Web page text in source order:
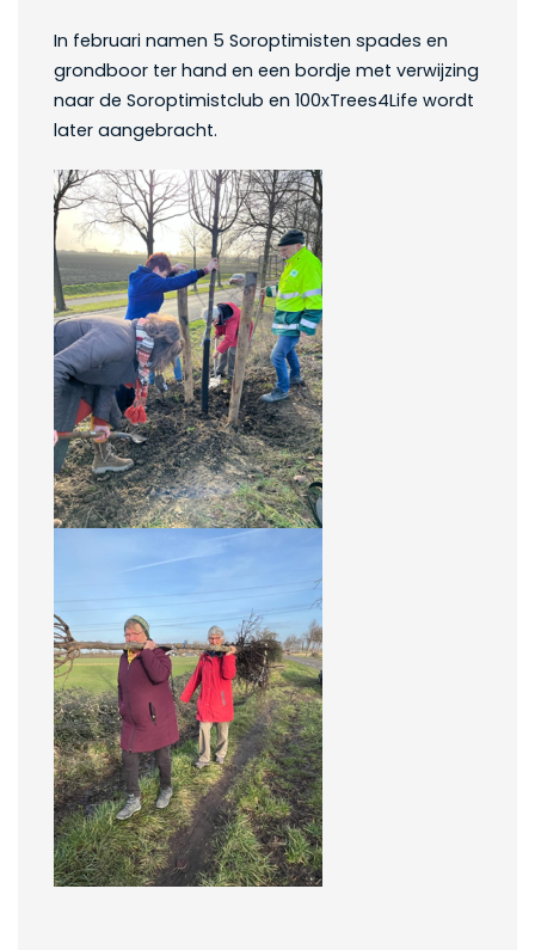
In februari namen 5 Soroptimisten spades en
grondboor ter hand en een bordje met verwijzing
naar de Soroptimistclub en 100xTrees4Life wordt
later aangebracht.